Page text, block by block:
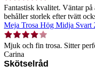
Fantastisk kvalitet. Väntar på
behåller storlek efter tvätt
Meja Trosa Hög Midja Svart
Mjuk och fin trosa. Sitter
Carina
Skötselråd